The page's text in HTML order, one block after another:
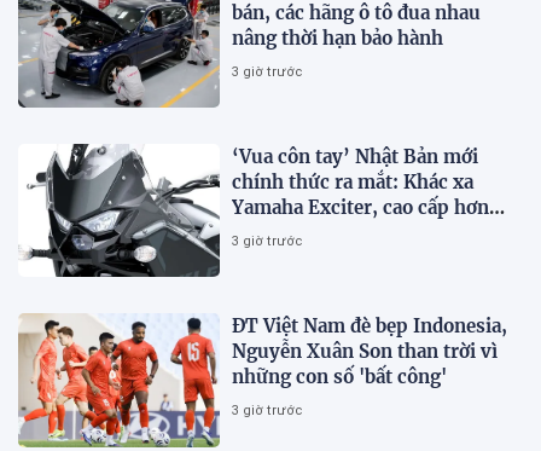
bán, các hãng ô tô đua nhau
nâng thời hạn bảo hành
3 giờ trước
‘Vua côn tay’ Nhật Bản mới
chính thức ra mắt: Khác xa
Yamaha Exciter, cao cấp hơn
Honda Winner R, giá rẻ so với
3 giờ trước
ĐT Việt Nam đè bẹp Indonesia,
Nguyễn Xuân Son than trời vì
những con số 'bất công'
3 giờ trước